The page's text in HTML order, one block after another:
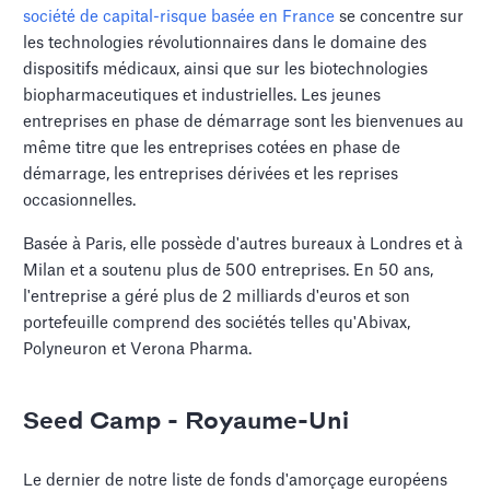
société de capital-risque basée en France se concentre sur
les technologies révolutionnaires dans le domaine des
dispositifs médicaux, ainsi que sur les biotechnologies
biopharmaceutiques et industrielles. Les jeunes
entreprises en phase de démarrage sont les bienvenues au
même titre que les entreprises cotées en phase de
démarrage, les entreprises dérivées et les reprises
occasionnelles.
Basée à Paris, elle possède d'autres bureaux à Londres et à
Milan et a soutenu plus de 500 entreprises. En 50 ans,
l'entreprise a géré plus de 2 milliards d'euros et son
portefeuille comprend des sociétés telles qu'Abivax,
Polyneuron et Verona Pharma.
Seed Camp - Royaume-Uni
Le dernier de notre liste de fonds d'amorçage européens